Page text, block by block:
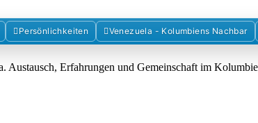
Kolumbiens
Erfahrungen und Gemeinschaft im
Persönlichkeiten Venezuela - Kolumbiens Nachbar